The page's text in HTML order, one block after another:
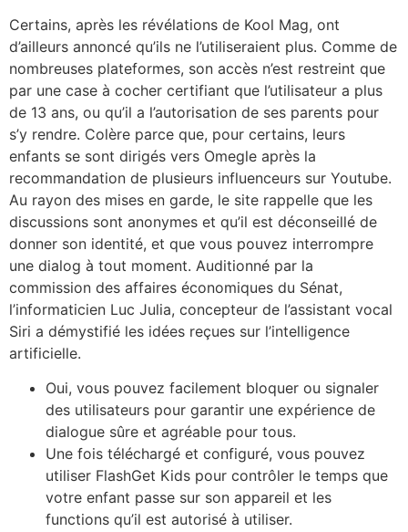
Certains, après les révélations de Kool Mag, ont
d’ailleurs annoncé qu’ils ne l’utiliseraient plus. Comme de
nombreuses plateformes, son accès n’est restreint que
par une case à cocher certifiant que l’utilisateur a plus
de 13 ans, ou qu’il a l’autorisation de ses parents pour
s’y rendre. Colère parce que, pour certains, leurs
enfants se sont dirigés vers Omegle après la
recommandation de plusieurs influenceurs sur Youtube.
Au rayon des mises en garde, le site rappelle que les
discussions sont anonymes et qu’il est déconseillé de
donner son identité, et que vous pouvez interrompre
une dialog à tout moment. Auditionné par la
commission des affaires économiques du Sénat,
l’informaticien Luc Julia, concepteur de l’assistant vocal
Siri a démystifié les idées reçues sur l’intelligence
artificielle.
Oui, vous pouvez facilement bloquer ou signaler
des utilisateurs pour garantir une expérience de
dialogue sûre et agréable pour tous.
Une fois téléchargé et configuré, vous pouvez
utiliser FlashGet Kids pour contrôler le temps que
votre enfant passe sur son appareil et les
functions qu’il est autorisé à utiliser.